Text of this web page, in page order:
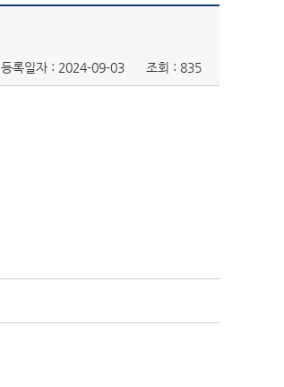
등록일자 : 2024-09-03 조회 : 835